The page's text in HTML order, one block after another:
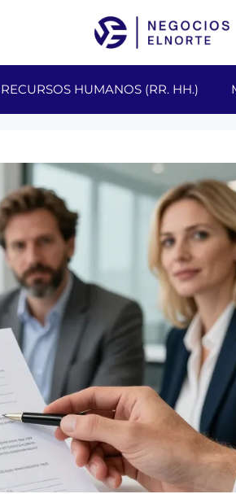
RECURSOS HUMANOS (RR. HH.)